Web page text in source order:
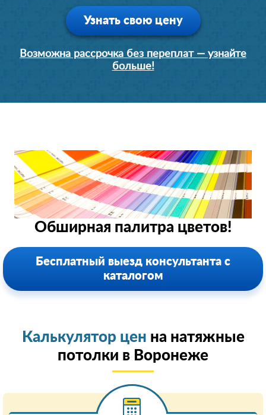
Узнать свою цену
Возможна рассрочка без переплат — узнайте
больше!
Обширная палитра цветов!
Бесплатный выезд консультанта с
каталогом
Калькулятор цен на натяжные
потолки в Воронеже